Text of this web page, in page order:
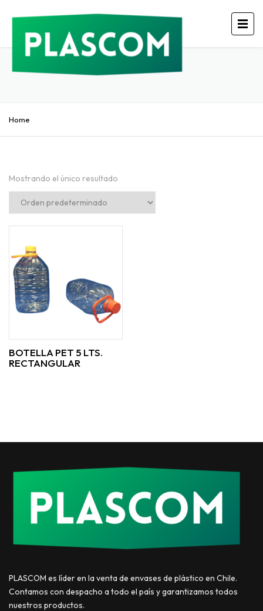
Home
Mostrando el único resultado
BOTELLA PET 5 LTS.
RECTANGULAR
PLASCOM es líder en la venta de envases de plástico en Chile.
Contamos con despacho a todo el país y garantizamos todos
nuestros productos.